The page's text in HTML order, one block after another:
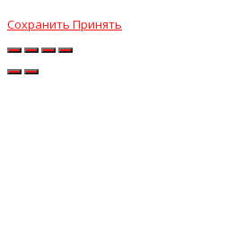
Сохранить Принять